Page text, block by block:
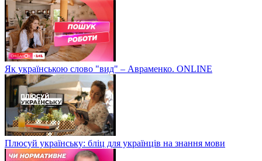
Як українською слово "вид" – Авраменко. ONLINE
Плюсуй українську: бліц для українців на знання мови